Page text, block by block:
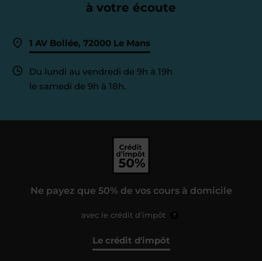
à votre écoute
1 AV Bollée, 72000 Le Mans
Du lundi au vendredi de 9h à 19h
le samedi de 9h à 18h.
Ne payez que 50% de vos cours à domicile
avec le crédit d’impôt ?
Le crédit d'impôt